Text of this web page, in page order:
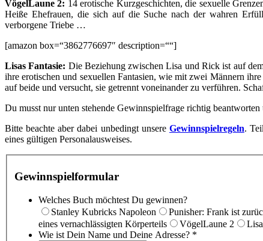
VögelLaune 2: 14 erotische Kurzgeschichten, die sexuelle
Heiße Ehefrauen, die sich auf die Suche nach der wahren
verborgene Triebe …
[amazon box=“3862776697″ description=““]
Lisas Fantasie: Die Beziehung zwischen Lisa und Rick ist auf
ihre erotischen und sexuellen Fantasien, wie mit zwei Männern
auf beide und versucht, sie getrennt voneinander zu verführen.
Du musst nur unten stehende Gewinnspielfrage richtig
Bitte beachte aber dabei unbedingt unsere Gewinnspielregeln.
eines gültigen Personalausweises.
Gewinnspielformular
Welches Buch möchtest Du gewinnen?
Stanley Kubricks Napoleon
Punisher: Frank ist
eines vernachlässigten Körperteils
VögelLaune 2
Wie ist Dein Name und Deine Adresse? *